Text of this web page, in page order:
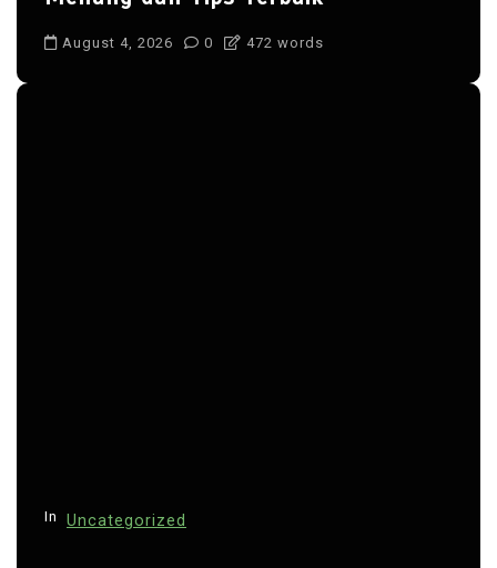
August 4, 2026 0 472 words
In Uncategorized